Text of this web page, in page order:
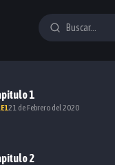
1
.E121 de Febrero del 2020
2